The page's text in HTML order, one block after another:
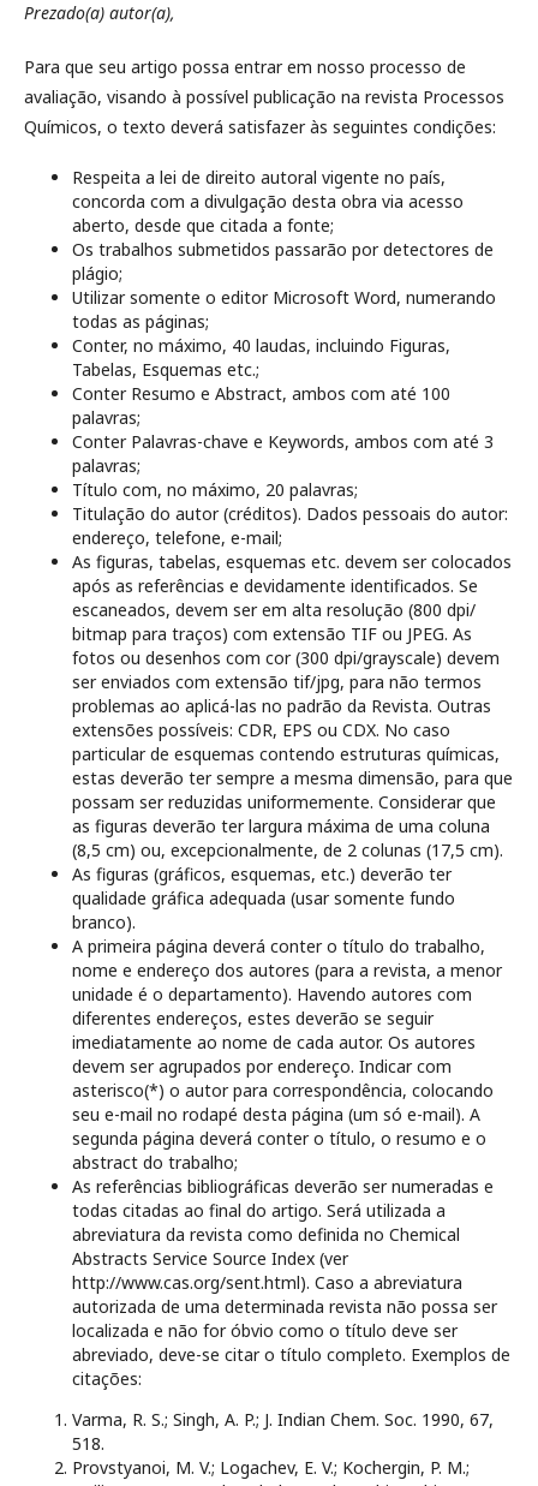
Prezado(a) autor(a),
Para que seu artigo possa entrar em nosso processo de
avaliação, visando à possível publicação na revista Processos
Químicos, o texto deverá satisfazer às seguintes condições:
Respeita a lei de direito autoral vigente no país,
concorda com a divulgação desta obra via acesso
aberto, desde que citada a fonte;
Os trabalhos submetidos passarão por detectores de
plágio;
Utilizar somente o editor Microsoft Word, numerando
todas as páginas;
Conter, no máximo, 40 laudas, incluindo Figuras,
Tabelas, Esquemas etc.;
Conter Resumo e Abstract, ambos com até 100
palavras;
Conter Palavras-chave e Keywords, ambos com até 3
palavras;
Título com, no máximo, 20 palavras;
Titulação do autor (créditos). Dados pessoais do autor:
endereço, telefone, e-mail;
As figuras, tabelas, esquemas etc. devem ser colocados
após as referências e devidamente identificados. Se
escaneados, devem ser em alta resolução (800 dpi/
bitmap para traços) com extensão TIF ou JPEG. As
fotos ou desenhos com cor (300 dpi/grayscale) devem
ser enviados com extensão tif/jpg, para não termos
problemas ao aplicá-las no padrão da Revista. Outras
extensões possíveis: CDR, EPS ou CDX. No caso
particular de esquemas contendo estruturas químicas,
estas deverão ter sempre a mesma dimensão, para que
possam ser reduzidas uniformemente. Considerar que
as figuras deverão ter largura máxima de uma coluna
(8,5 cm) ou, excepcionalmente, de 2 colunas (17,5 cm).
As figuras (gráficos, esquemas, etc.) deverão ter
qualidade gráfica adequada (usar somente fundo
branco).
A primeira página deverá conter o título do trabalho,
nome e endereço dos autores (para a revista, a menor
unidade é o departamento). Havendo autores com
diferentes endereços, estes deverão se seguir
imediatamente ao nome de cada autor. Os autores
devem ser agrupados por endereço. Indicar com
asterisco(*) o autor para correspondência, colocando
seu e-mail no rodapé desta página (um só e-mail). A
segunda página deverá conter o título, o resumo e o
abstract do trabalho;
As referências bibliográficas deverão ser numeradas e
todas citadas ao final do artigo. Será utilizada a
abreviatura da revista como definida no Chemical
Abstracts Service Source Index (ver
http://www.cas.org/sent.html). Caso a abreviatura
autorizada de uma determinada revista não possa ser
localizada e não for óbvio como o título deve ser
abreviado, deve-se citar o título completo. Exemplos de
citações:
Varma, R. S.; Singh, A. P.; J. Indian Chem. Soc. 1990, 67,
518.
Provstyanoi, M. V.; Logachev, E. V.; Kochergin, P. M.;